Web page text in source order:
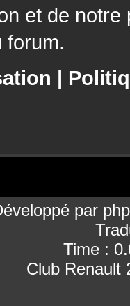
et de
forum.
|
par
Time :
Club Renault